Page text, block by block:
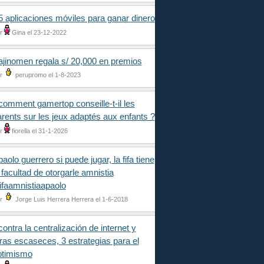
aplicaciones móviles para ganar dinero
Gina el 23-12-2022
regala s/ 20,000 en premios
perupromo el 1-8-2023
gamertop conseille-t-il les
sur les jeux adaptés aux enfants ?
fiorella el 31-1-2026
guerrero si puede jugar, la fifa tiene
facultad de otorgarle amnistia
Jorge Luis Herrera Herrera el 1-6-2018
la centralización de internet y
escaseces, 3 estrategias para el